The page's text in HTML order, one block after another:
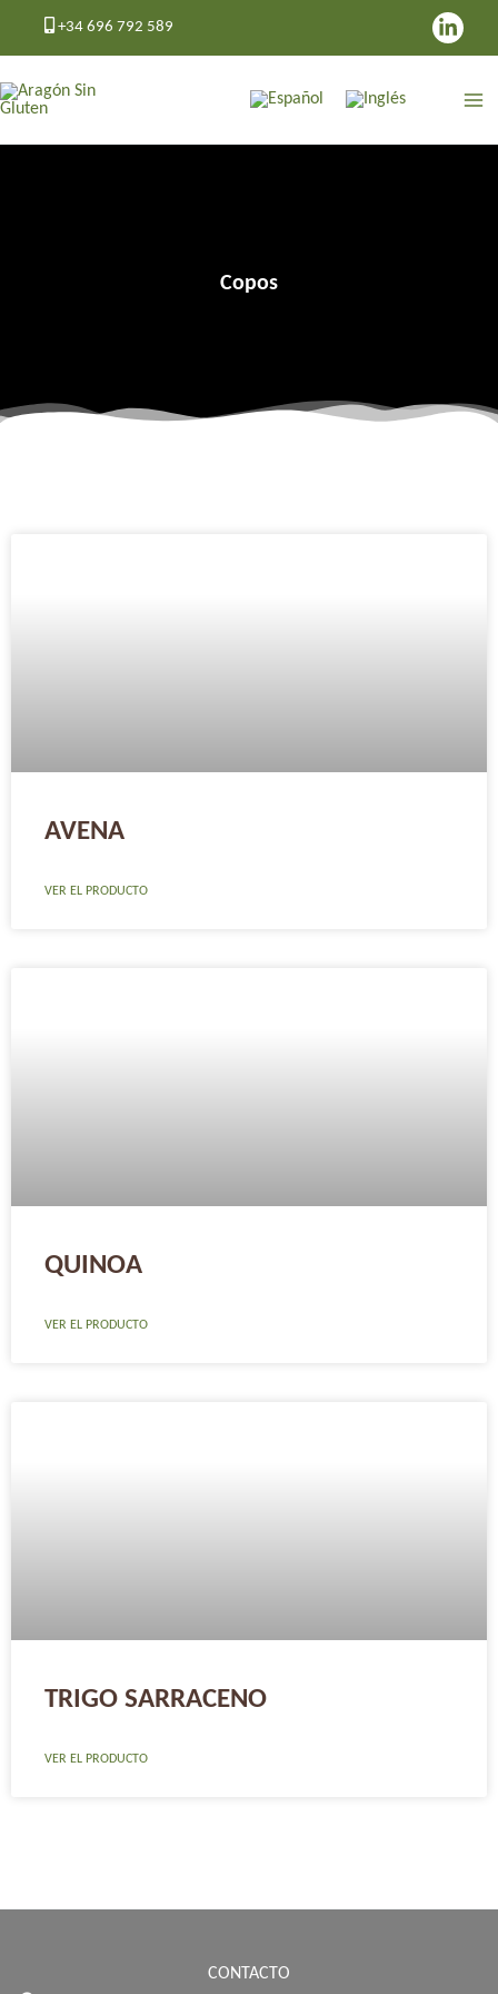
+34 696 792 589
Copos
AVENA
VER EL PRODUCTO
QUINOA
VER EL PRODUCTO
TRIGO SARRACENO
VER EL PRODUCTO
CONTACTO